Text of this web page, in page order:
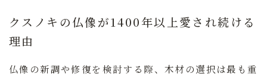
クスノキの仏像が1400年以上愛され続ける
理由
仏像の新調や修復を検討する際、木材の選択は最も重